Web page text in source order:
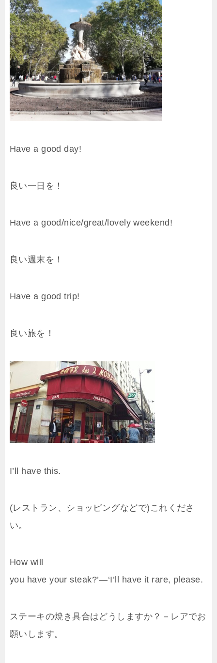
Have a good day!
良い一日を！
Have a good/nice/great/lovely weekend!
良い週末を！
Have a good trip!
良い旅を！
I’ll have this.
(レストラン、ショッピングなどで)これくださ
い。
How will
you have your steak?’—‘I’ll have it rare, please.
ステーキの焼き具合はどうしますか？－レアでお
願いします。